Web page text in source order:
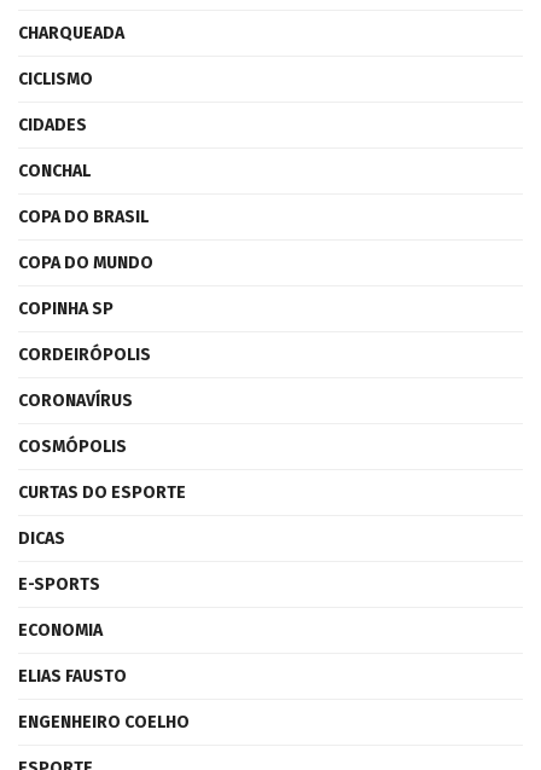
CHARQUEADA
CICLISMO
CIDADES
CONCHAL
COPA DO BRASIL
COPA DO MUNDO
COPINHA SP
CORDEIRÓPOLIS
CORONAVÍRUS
COSMÓPOLIS
CURTAS DO ESPORTE
DICAS
E-SPORTS
ECONOMIA
ELIAS FAUSTO
ENGENHEIRO COELHO